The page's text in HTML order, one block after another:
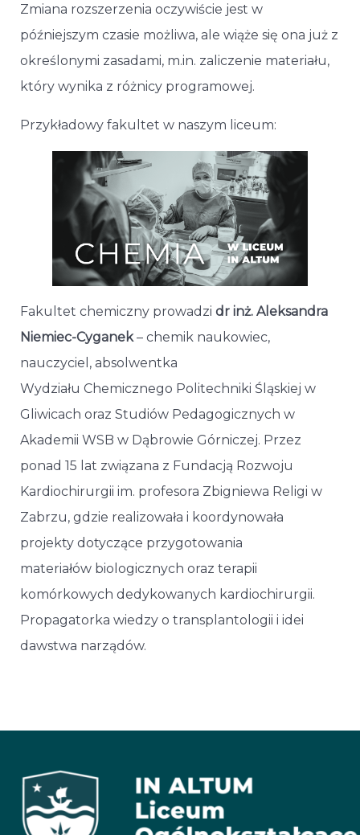
Zmiana rozszerzenia oczywiście jest w
późniejszym czasie możliwa, ale wiąże się ona już z
określonymi zasadami, m.in. zaliczenie materiału,
który wynika z różnicy programowej.
Przykładowy fakultet w naszym liceum:
Fakultet chemiczny prowadzi dr inż. Aleksandra
Niemiec-Cyganek– chemik naukowiec,
nauczyciel, absolwentka
Wydziału Chemicznego Politechniki Śląskiej w
Gliwicach oraz Studiów Pedagogicznych w
Akademii WSB w Dąbrowie Górniczej. Przez
ponad 15 lat związana z Fundacją Rozwoju
Kardiochirurgii im. profesora Zbigniewa Religi w
Zabrzu, gdzie realizowała i koordynowała
projekty dotyczące przygotowania
materiałów biologicznych oraz terapii
komórkowych dedykowanych kardiochirurgii.
Propagatorka wiedzy o transplantologii i idei
dawstwa narządów.